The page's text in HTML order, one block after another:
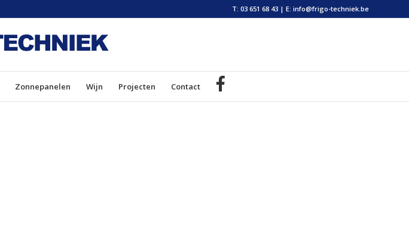
T: 03 651 68 43 | E: info@frigo-techniek.be
Zonnepanelen Wijn Projecten Contact